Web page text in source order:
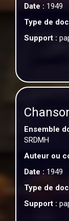
Date : 1949
Type de
Support :
Ensemble
SRDMH
Auteur ou
Date : 1949
Type de
Support :